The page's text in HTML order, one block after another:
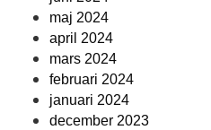
maj 2024
april 2024
mars 2024
februari 2024
januari 2024
december 2023